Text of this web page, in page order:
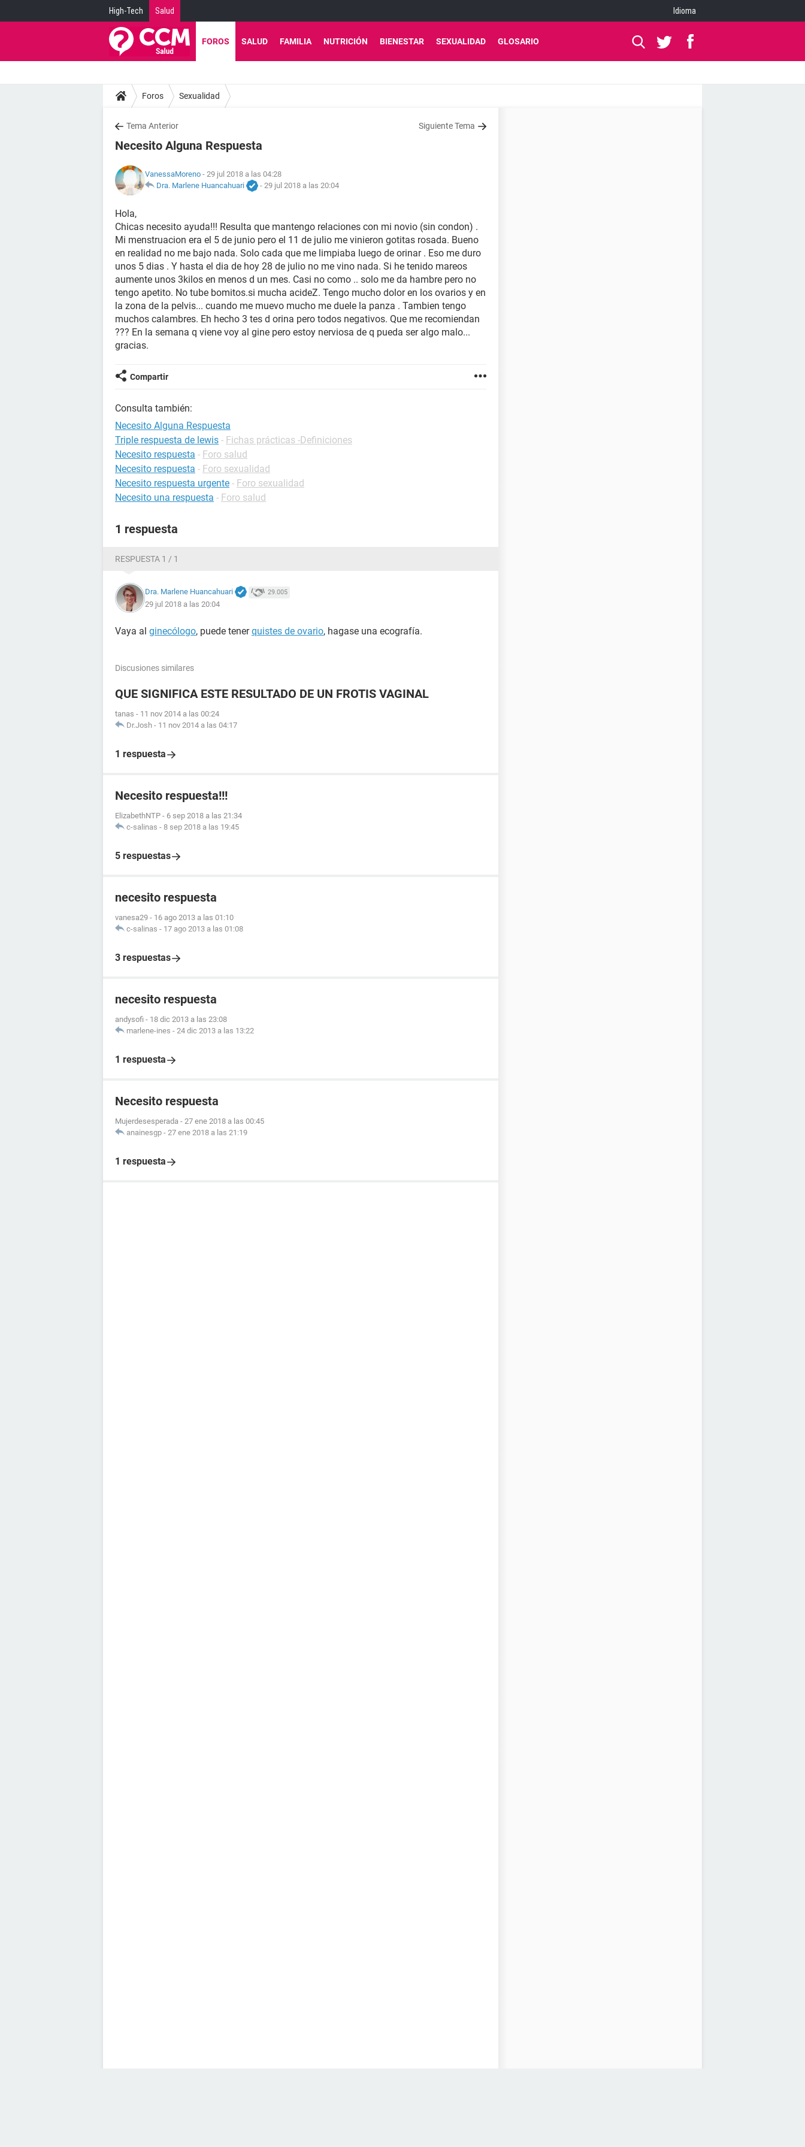
High-Tech Salud Idioma
FOROS SALUD FAMILIA NUTRICIÓN BIENESTAR SEXUALIDAD GLOSARIO
Foros Sexualidad
Tema Anterior Siguiente Tema
Necesito Alguna Respuesta
VanessaMoreno - 29 jul 2018 a las 04:28
Dra. Marlene Huancahuari
- 29 jul 2018 a las 20:04
Hola,
Chicas necesito ayuda!!! Resulta que mantengo relaciones con mi novio (sin condon) .
Mi menstruacion era el 5 de junio pero el 11 de julio me vinieron gotitas rosada. Bueno
en realidad no me bajo nada. Solo cada que me limpiaba luego de orinar . Eso me duro
unos 5 dias . Y hasta el dia de hoy 28 de julio no me vino nada. Si he tenido mareos
aumente unos 3kilos en menos d un mes. Casi no como .. solo me da hambre pero no
tengo apetito. No tube bomitos.si mucha acideZ. Tengo mucho dolor en los ovarios y en
la zona de la pelvis... cuando me muevo mucho me duele la panza . Tambien tengo
muchos calambres. Eh hecho 3 tes d orina pero todos negativos. Que me recomiendan
??? En la semana q viene voy al gine pero estoy nerviosa de q pueda ser algo malo...
gracias.
Compartir
Consulta también:
Necesito Alguna Respuesta
Triple respuesta de lewis - Fichas prácticas -Definiciones
Necesito respuesta - Foro salud
Necesito respuesta - Foro sexualidad
Necesito respuesta urgente - Foro sexualidad
Necesito una respuesta - Foro salud
1 respuesta
RESPUESTA 1 / 1
Dra. Marlene Huancahuari 29.005
29 jul 2018 a las 20:04
Vaya al ginecólogo, puede tenerquistes de ovario, hagase una ecografía.
Discusiones similares
QUE SIGNIFICA ESTE RESULTADO DE UN FROTIS VAGINAL
tanas - 11 nov 2014 a las 00:24
Dr.Josh - 11 nov 2014 a las 04:17
1 respuesta
Necesito respuesta!!!
ElizabethNTP - 6 sep 2018 a las 21:34
c-salinas - 8 sep 2018 a las 19:45
5 respuestas
necesito respuesta
vanesa29 - 16 ago 2013 a las 01:10
c-salinas - 17 ago 2013 a las 01:08
3 respuestas
necesito respuesta
andysofi - 18 dic 2013 a las 23:08
marlene-ines - 24 dic 2013 a las 13:22
1 respuesta
Necesito respuesta
Mujerdesesperada - 27 ene 2018 a las 00:45
anainesgp - 27 ene 2018 a las 21:19
1 respuesta